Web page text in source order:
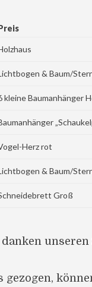
& Baum/
kleine Baumanhänger
Herz rot
& Baum/
Groß
unseren